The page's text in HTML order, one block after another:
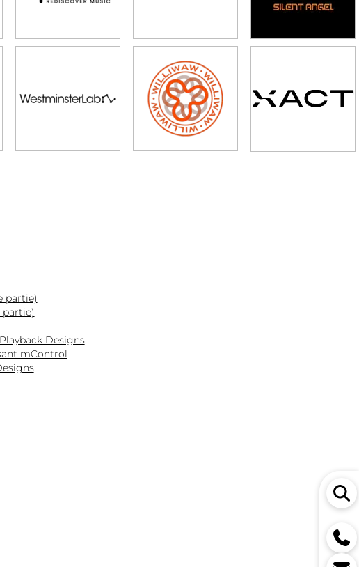
partie)
partie)
Designs
mControl